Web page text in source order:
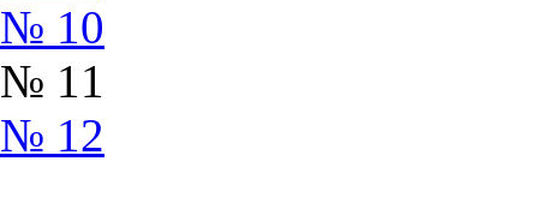
№ 10
№ 11
№ 12